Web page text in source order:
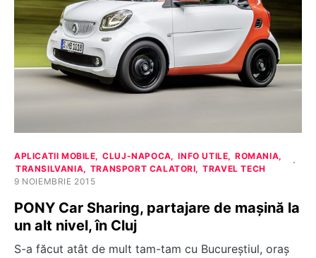
APLICATII MOBILE CLUJ-NAPOCA INFO UTILE
ROMANIA
TRANSILVANIA
TRANSPORT CALATORI
TRAVEL TECH
9 NOIEMBRIE 2015
PONY Car Sharing, partajare de mașină la
un alt nivel, în Cluj
S-a făcut atât de mult tam-tam cu Bucureștiul, oraș